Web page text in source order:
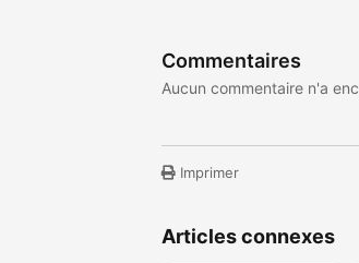
Commentaires
Aucun commentaire n'a
Imprimer
Articles connexes